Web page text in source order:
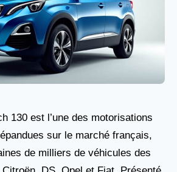
130 est l’une des motorisations
sur le marché français,
de milliers de véhicules des